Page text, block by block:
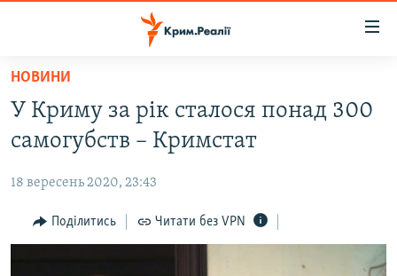
Перейти
основного
матеріалу
до
навігації
Перейти
ВОДА.КРИМ
ВІДЕО ТА ФОТО
ПОЛІТИКА
БЛОГИ
НОВИНИ
У Криму за рік сталося понад 300
самогубств – Кримстат
18 вересень 2020, 23:43
Поділитись Читати без VPN